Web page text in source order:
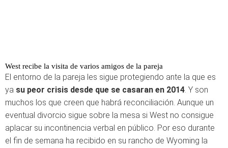
West recibe la visita de varios amigos de la pareja
El entorno de la pareja les sigue protegiendo ante la que es
ya su peor crisis desde que se casaran en 2014. Y son
muchos los que creen que habrá reconciliación. Aunque un
eventual divorcio sigue sobre la mesa si West no consigue
aplacar su incontinencia verbal en público. Por eso durante
el fin de semana ha recibido en su rancho de Wyoming la